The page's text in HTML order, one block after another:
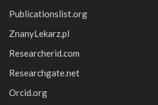
Publicationslist.org
ZnanyLekarz.pl
Researcherid.com
Researchgate.net
Orcid.org